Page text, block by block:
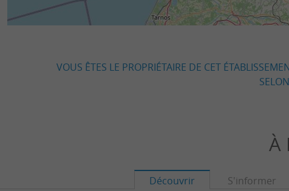
VOUS ÊTES LE PROPRIÉTAIRE DE CET
À
Découvrir S'informer